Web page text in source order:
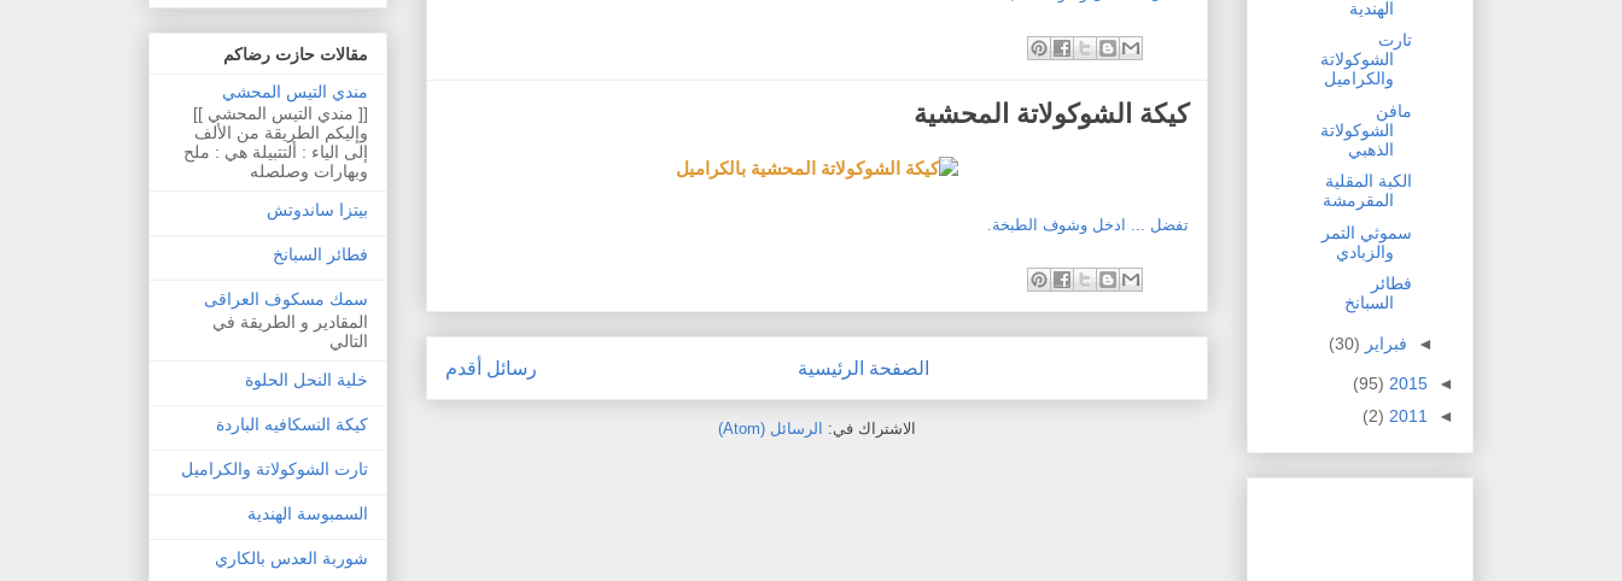
كيكة الشوكولاتة المحشية
تفضل ... ادخل وشوف الطبخة.
رسائل أقدم الصفحة الرئيسية
الاشتراك في: الرسائل (Atom)
مقالات حازت رضاكم
مندي التيس المحشي
[[ مندي التيس المحشي ]]
وإليكم الطريقة من الألف
إلى الياء : ألتتبيلة هي : ملح
وبهارات وصلصله
بيتزا ساندوتش
فطائر السبانخ
سمك مسكوف العراقى
المقادير و الطريقة في
التالي
خلية النحل الحلوة
كيكة النسكافيه الباردة
تارت الشوكولاتة والكراميل
السمبوسة الهندية
شوربة العدس بالكاري
الهندية
تارت
الشوكولاتة
والكراميل
مافن
الشوكولاتة
الذهبي
الكبة المقلية
المقرمشة
سموثي التمر
والزبادي
فطائر
السبانخ
◄ فبراير (30)
◄
2015
(95)
◄
2011
(2)